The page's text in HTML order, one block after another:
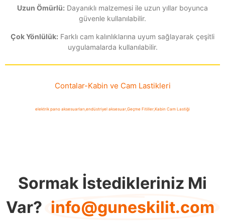
Uzun Ömürlü: Dayanıklı malzemesi ile uzun yıllar boyunca
güvenle kullanılabilir.
Çok Yönlülük: Farklı cam kalınlıklarına uyum sağlayarak çeşitli
uygulamalarda kullanılabilir.
Contalar-Kabin ve Cam Lastikleri
elektrik pano aksesuarları,endüstriyel aksesuar,Geçme Fitiller,Kabin Cam Lastiği
Sormak İstedikleriniz Mi
Var? info@guneskilit.com